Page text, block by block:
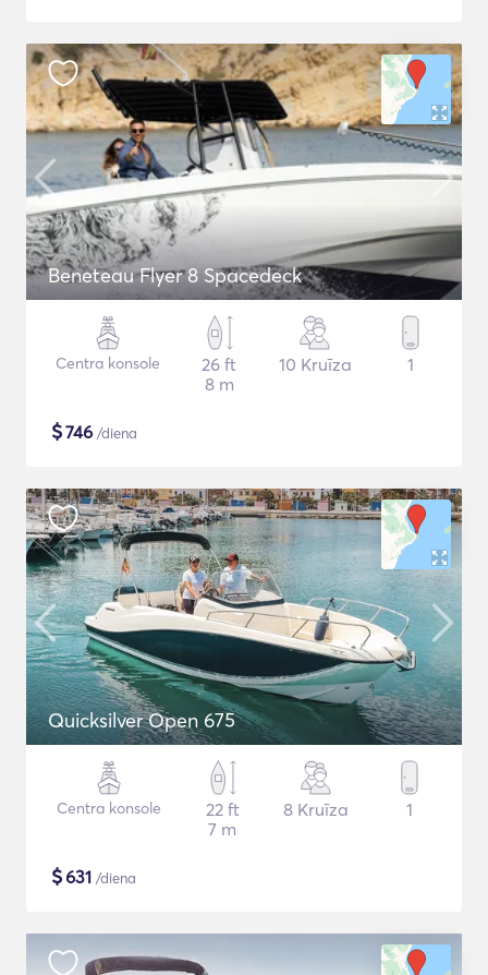
Beneteau Flyer 8 Spacedeck
Centra konsole
26 ft
8 m
10 Kruīza 1
$746 /diena
Quicksilver Open 675
Centra konsole
22 ft
7 m
8 Kruīza 1
$631 /diena